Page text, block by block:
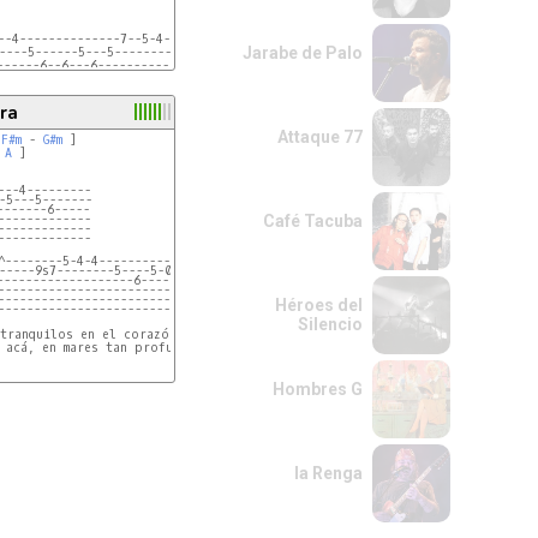
4--------------7--5-4-5-4-4--------------------------
5------5---5--------------5-4-4h5p4---4-4h5p4------
6--6---6--------------------------6---------4/6--
F#m - G#m ]
A ]
4---------
5---5-------
6-----
5-4-4-------------------------------
9s7--------5----5-0--------5s7-5--------
6-----6----6-------4-4s6~-
en el corazón
Jarabe de Palo
Attaque 77
Café Tacuba
Héroes del
Silencio
Hombres G
la Renga